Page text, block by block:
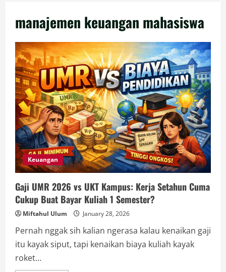
manajemen keuangan mahasiswa
Keuangan
Gaji UMR 2026 vs UKT Kampus: Kerja Setahun Cuma
Cukup Buat Bayar Kuliah 1 Semester?
Miftahul Ulum January 28, 2026
Pernah nggak sih kalian ngerasa kalau kenaikan gaji
itu kayak siput, tapi kenaikan biaya kuliah kayak
roket...